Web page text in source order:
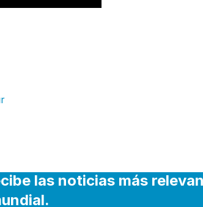
las noticias más